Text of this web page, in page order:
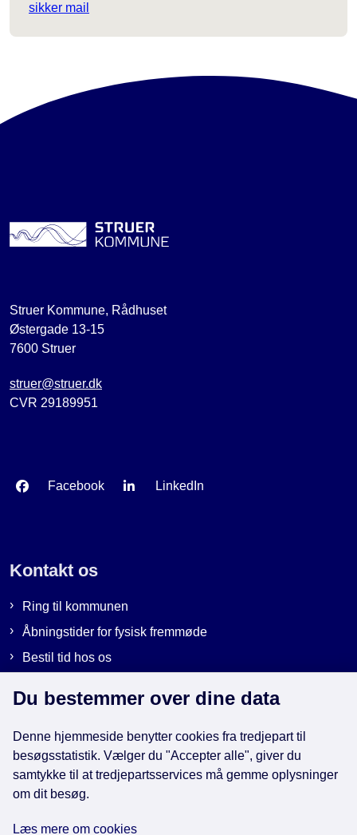
sikker mail
Struer Kommune, Rådhuset
Østergade 13-15
7600 Struer
struer@struer.dk
CVR 29189951
Facebook LinkedIn
Kontakt os
Ring til kommunen
Åbningstider for fysisk fremmøde
Bestil tid hos os
Genveje
EAN-numre i kommunen
Du bestemmer over dine data
Denne hjemmeside benytter cookies fra tredjepart til
besøgsstatistik. Vælger du "Accepter alle", giver du
samtykke til at tredjepartsservices må gemme oplysninger
om dit besøg.
Læs mere om cookies